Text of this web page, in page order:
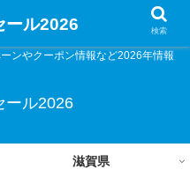
ンやクーポン情報など2026年情報
ール2026
滋賀県
ール2026 検索